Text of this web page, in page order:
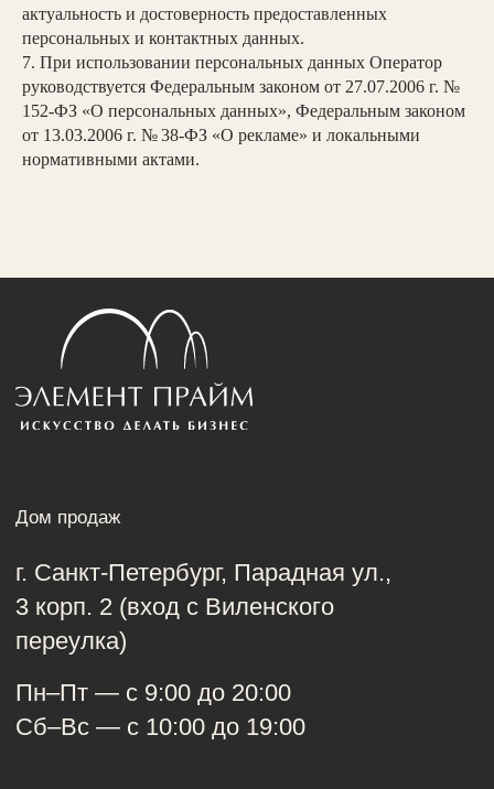
актуальность и достоверность предоставленных
персональных и контактных данных.
7. При использовании персональных данных Оператор
руководствуется Федеральным законом от 27.07.2006 г. №
152-ФЗ «О персональных данных», Федеральным законом
от 13.03.2006 г. № 38-ФЗ «О рекламе» и локальными
нормативными актами.
Политика в отношении обработки
персональных данных